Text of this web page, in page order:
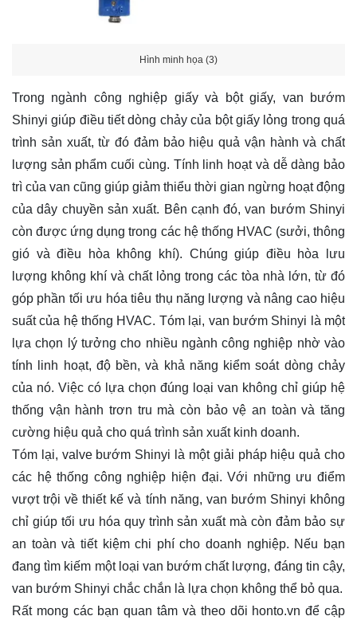
Hình minh họa (3)
Trong ngành công nghiệp giấy và bột giấy, van bướm
Shinyi giúp điều tiết dòng chảy của bột giấy lỏng trong quá
trình sản xuất, từ đó đảm bảo hiệu quả vận hành và chất
lượng sản phẩm cuối cùng. Tính linh hoạt và dễ dàng bảo
trì của van cũng giúp giảm thiểu thời gian ngừng hoạt động
của dây chuyền sản xuất. Bên cạnh đó, van bướm Shinyi
còn được ứng dụng trong các hệ thống HVAC (sưởi, thông
gió và điều hòa không khí). Chúng giúp điều hòa lưu
lượng không khí và chất lỏng trong các tòa nhà lớn, từ đó
góp phần tối ưu hóa tiêu thụ năng lượng và nâng cao hiệu
suất của hệ thống HVAC. Tóm lại, van bướm Shinyi là một
lựa chọn lý tưởng cho nhiều ngành công nghiệp nhờ vào
tính linh hoạt, độ bền, và khả năng kiểm soát dòng chảy
của nó. Việc có lựa chọn đúng loại van không chỉ giúp hệ
thống vận hành trơn tru mà còn bảo vệ an toàn và tăng
cường hiệu quả cho quá trình sản xuất kinh doanh.
Tóm lại, valve bướm Shinyi là một giải pháp hiệu quả cho
các hệ thống công nghiệp hiện đại. Với những ưu điểm
vượt trội về thiết kế và tính năng, van bướm Shinyi không
chỉ giúp tối ưu hóa quy trình sản xuất mà còn đảm bảo sự
an toàn và tiết kiệm chi phí cho doanh nghiệp. Nếu bạn
đang tìm kiếm một loại van bướm chất lượng, đáng tin cậy,
van bướm Shinyi chắc chắn là lựa chọn không thể bỏ qua.
Rất mong các bạn quan tâm và theo dõi honto.vn để cập